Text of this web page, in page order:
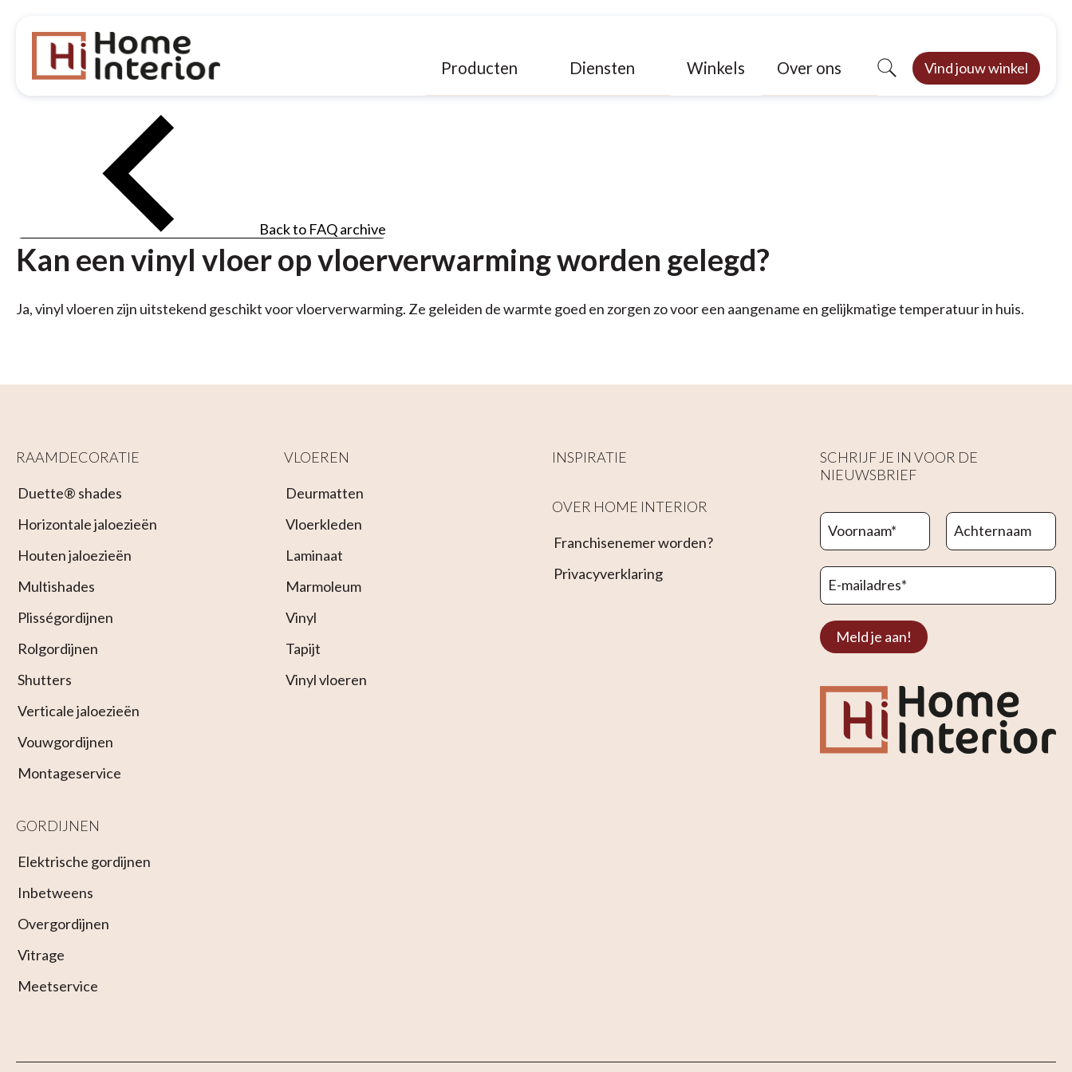
Producten Diensten Winkels Over ons Vind jouw winkel
Back to FAQ archive
Kan een vinyl vloer op vloerverwarming worden gelegd?
Ja, vinyl vloeren zijn uitstekend geschikt voor vloerverwarming. Ze geleiden de warmte goed en zorgen zo voor een aangename en gelijkmatige temperatuur in huis.
RAAMDECORATIE
Duette® shades
Horizontale jaloezieën
Houten jaloezieën
Multishades
Plisségordijnen
Rolgordijnen
Shutters
Verticale jaloezieën
Vouwgordijnen
Montageservice
GORDIJNEN
Elektrische gordijnen
Inbetweens
Overgordijnen
Vitrage
Meetservice
VLOEREN
Deurmatten
Vloerkleden
Laminaat
Marmoleum
Vinyl
Tapijt
Vinyl vloeren
INSPIRATIE
OVER HOME INTERIOR
Franchisenemer worden?
Privacyverklaring
SCHRIJF JE IN VOOR DE
NIEUWSBRIEF
Voornaam* Achternaam
E-mailadres*
Meld je aan!